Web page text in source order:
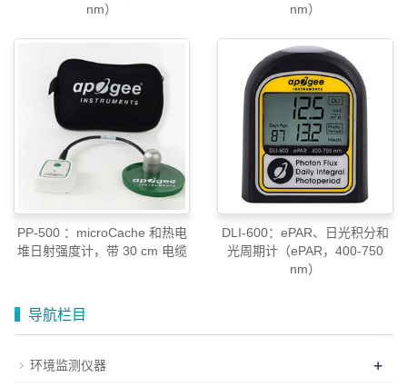
nm）
nm）
PP-500 ：microCache 和热电
堆日射强度计，带 30 cm 电缆
DLI-600：ePAR、日光积分和
光周期计（ePAR，400-750
nm）
导航栏目
环境监测仪器 +